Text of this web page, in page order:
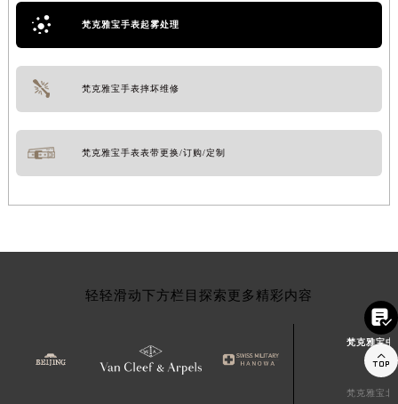
梵克雅宝手表起雾处理
梵克雅宝手表摔坏维修
梵克雅宝手表表带更换/订购/定制
轻轻滑动下方栏目探索更多精彩内容
梵克雅宝中
梵克雅宝北

